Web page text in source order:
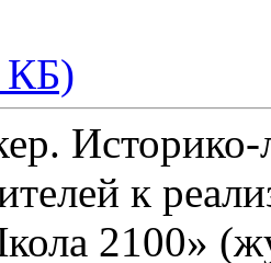
КБ)
Историко-
к
2100»